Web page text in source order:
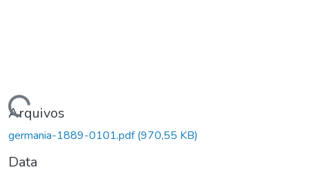
Carregando...
Arquivos
germania-1889-0101.pdf(970,55 KB)
Data